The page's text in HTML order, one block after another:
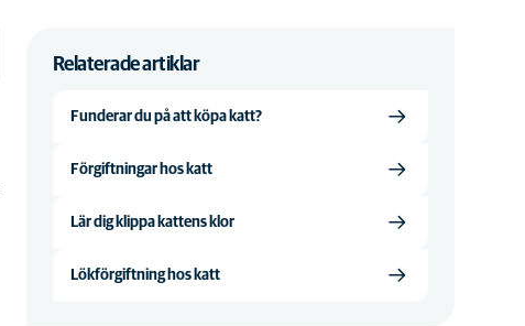
Relaterade artiklar
Funderar du på att köpa katt?
Förgiftningar hos katt
Lär dig klippa kattens klor
Lökförgiftning hos katt